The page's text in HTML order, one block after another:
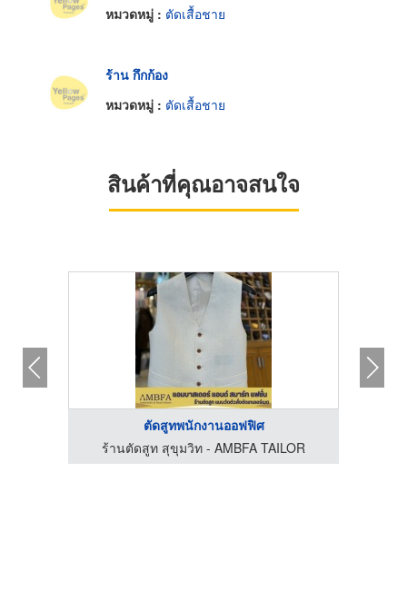
หมวดหมู่ : ตัดเสื้อชาย
ร้าน กึกก้อง
หมวดหมู่ : ตัดเสื้อชาย
สินค้าที่คุณอาจสนใจ
ตัดสูทพนักงานออฟฟิศ
ร้านตัดสูท สุขุมวิท - AMBFA TAILOR